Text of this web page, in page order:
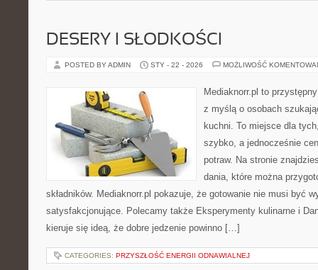
DESERY I SŁODKOŚCI
POSTED BY ADMIN STY - 22 - 2026 MOŻLIWOŚĆ
Mediaknorr.pl to
z myślą o osobach
kuchni. To miejsce dla
szybko, a jednocześnie
potraw. Na stronie
dania, które można
składników. Mediaknorr.pl pokazuje, że gotowanie nie musi być
satysfakcjonujące. Polecamy także Eksperymenty kulinarne i
kieruje się ideą, że dobre jedzenie powinno […]
CATEGORIES: PRZYSZŁOŚĆ ENERGII ODNAWIALNEJ